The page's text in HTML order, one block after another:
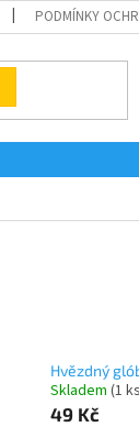
PODMÍNKY
Hvězdný
Skladem (1
49 Kč